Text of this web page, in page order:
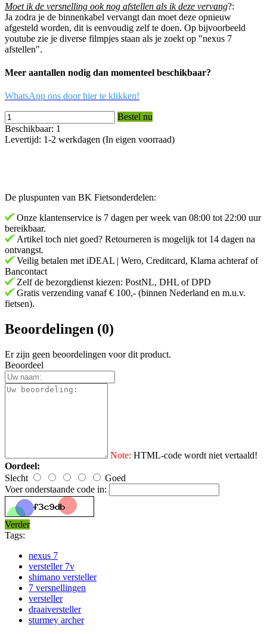
Moet ik de versnelling ook nog afstellen als ik deze vervang?:
Ja zodra je de binnenkabel vervangt dan moet deze opnieuw
afgesteld worden, dit is eenvoudig zelf te doen. Op bijvoorbeeld
youtube zie je diverse filmpjes staan als je zoekt op "nexus 7
afstellen".
Meer aantallen nodig dan momenteel beschikbaar?
WhatsApp ons door hier te klikken!
Bestel nu
Beschikbaar: 1
Levertijd: 1-2 werkdagen (In eigen voorraad)
De pluspunten van BK Fietsonderdelen:
Onze klantenservice is 7 dagen per week van 08:00 tot 22:00 uur
bereikbaar.
Artikel toch niet goed? Retourneren is mogelijk tot 14 dagen na
ontvangst.
Veilig betalen met iDEAL | Wero, Creditcard, Klarna achteraf of
Bancontact
Zelf de bezorgdienst kiezen: PostNL, DHL of DPD
Gratis verzending vanaf € 100,- (binnen Nederland en m.u.v.
fietsen).
Beoordelingen (0)
Er zijn geen beoordelingen voor dit product.
Beoordeel
Note: HTML-code wordt niet vertaald!
Oordeel:
Slecht
Goed
Voer onderstaande code in:
Verder
Tags:
nexus 7
versteller 7v
shimano versteller
7 versnellingen
versteller
draaiversteller
sturmey archer